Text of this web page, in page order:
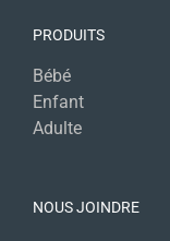
PRODUITS
Bébé
Enfant
Adulte
NOUS JOINDRE